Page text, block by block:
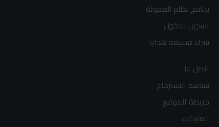
برنامج نظام العمولة
تسجيل الدخول
شراء قسيمة هدايا
اتصل بنا
سياسة الاسترجاع
خريطة الموقع
الماركات